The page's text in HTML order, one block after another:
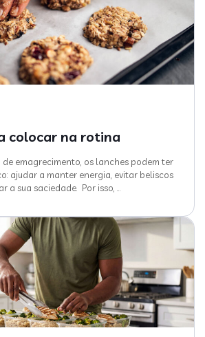
colocar na rotina
emagrecimento, os lanches podem ter
ajudar a manter energia, evitar beliscos
a sua saciedade. Por isso,